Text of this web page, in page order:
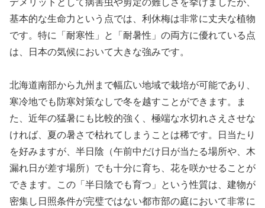
基本的な生命力という点では、利休梅は非常に丈夫な植物
です。特に「耐寒性」と「耐暑性」の両方に優れている点
は、日本の気候において大きな強みです。
北海道南部から九州まで幅広い地域で栽培が可能であり、
寒冷地でも防寒対策なしで冬を越すことができます。ま
た、近年の猛暑にも比較的強く、極端な水切れさえさせな
ければ、夏の暑さで枯れてしまうことは稀です。日当たり
を好みますが、半日陰（午前中だけ日が当たる場所や、木
漏れ日が差す場所）でも十分に育ち、花を咲かせることが
できます。この「半日陰でも育つ」という性質は、建物が
密集し日照条件が完璧ではない都市部の庭において非常に